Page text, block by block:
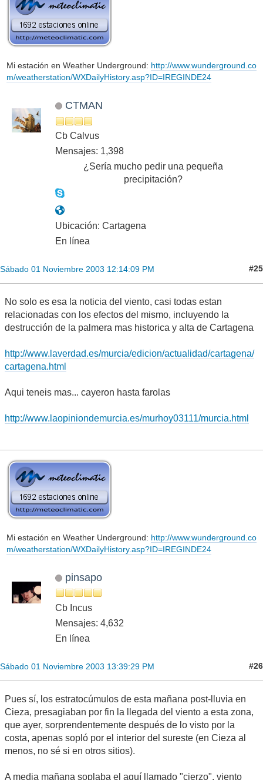
Mi estación en Weather Underground: http://www.wunderground.co
m/weatherstation/WXDailyHistory.asp?ID=IREGINDE24
CTMAN
Cb Calvus
Mensajes: 1,398
¿Sería mucho pedir una pequeña
precipitación?
Ubicación: Cartagena
En línea
Sábado 01 Noviembre 2003 12:14:09 PM #25
No solo es esa la noticia del viento, casi todas estan
relacionadas con los efectos del mismo, incluyendo la
destrucción de la palmera mas historica y alta de Cartagena
http://www.laverdad.es/murcia/edicion/actualidad/cartagena/
cartagena.html
Aqui teneis mas... cayeron hasta farolas
http://www.laopiniondemurcia.es/murhoy03111/murcia.html
Mi estación en Weather Underground: http://www.wunderground.co
m/weatherstation/WXDailyHistory.asp?ID=IREGINDE24
pinsapo
Cb Incus
Mensajes: 4,632
En línea
Sábado 01 Noviembre 2003 13:39:29 PM #26
Pues sí, los estratocúmulos de esta mañana post-lluvia en
Cieza, presagiaban por fin la llegada del viento a esta zona,
que ayer, sorprendentemente después de lo visto por la
costa, apenas sopló por el interior del sureste (en Cieza al
menos, no sé si en otros sitios).
A media mañana soplaba el aquí llamado "cierzo", viento